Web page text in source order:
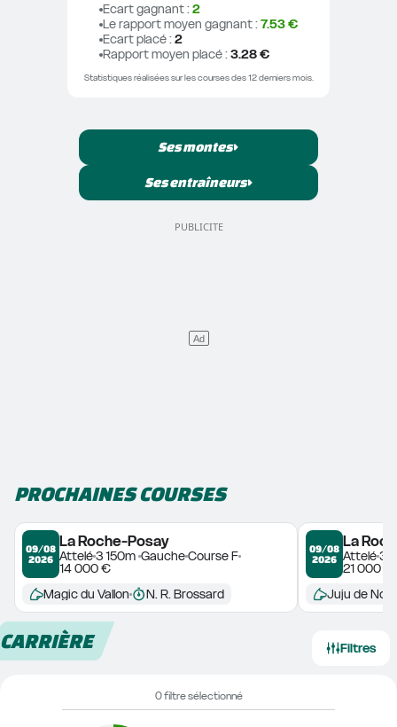
Ecart gagnant : 2
Le rapport moyen gagnant : 7.53 €
Ecart placé : 2
Rapport moyen placé : 3.28 €
Statistiques réalisées sur les courses des 12 derniers mois.
Ses montes
Ses entraîneurs
PROCHAINES COURSES
09/08
2026
La Roche-Posay
Attelé3 150m GaucheCourse F
14 000 €
Magic du Vallon
N. R. Brossard
09/08
2026
La
Attelé3
21 000 €
Juju de
CARRIÈRE Filtres
0 filtre sélectionné